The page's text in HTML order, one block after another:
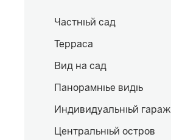
Частный сад
Терраса
Вид на сад
Панорамные виды
Индивидуальный гараж
Центральный остров